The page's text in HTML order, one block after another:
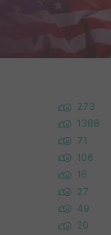
273
1388
71
106
16
27
49
20